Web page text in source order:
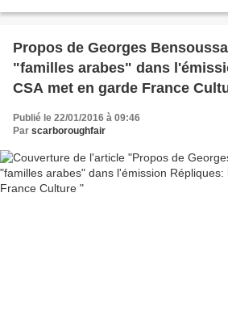
Propos de Georges
"familles arabes" dans
CSA met en garde France
Publié le 22/01/2016 à 09:46
Par scarboroughfair